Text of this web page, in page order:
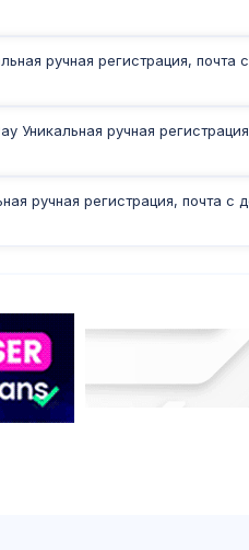
ручная регистрация, почта
Уникальная ручная
ручная регистрация, почта с